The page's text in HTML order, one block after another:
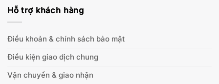
Hỗ trợ khách hàng
Điều khoản & chính sách bảo mật
Điều kiện giao dịch chung
Vận chuyển & giao nhận